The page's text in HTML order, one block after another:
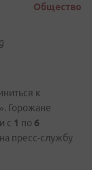
Общество
к
Горожане
с 1 по 6
пресс-службу